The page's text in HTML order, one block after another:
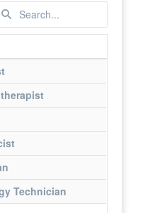
Technician